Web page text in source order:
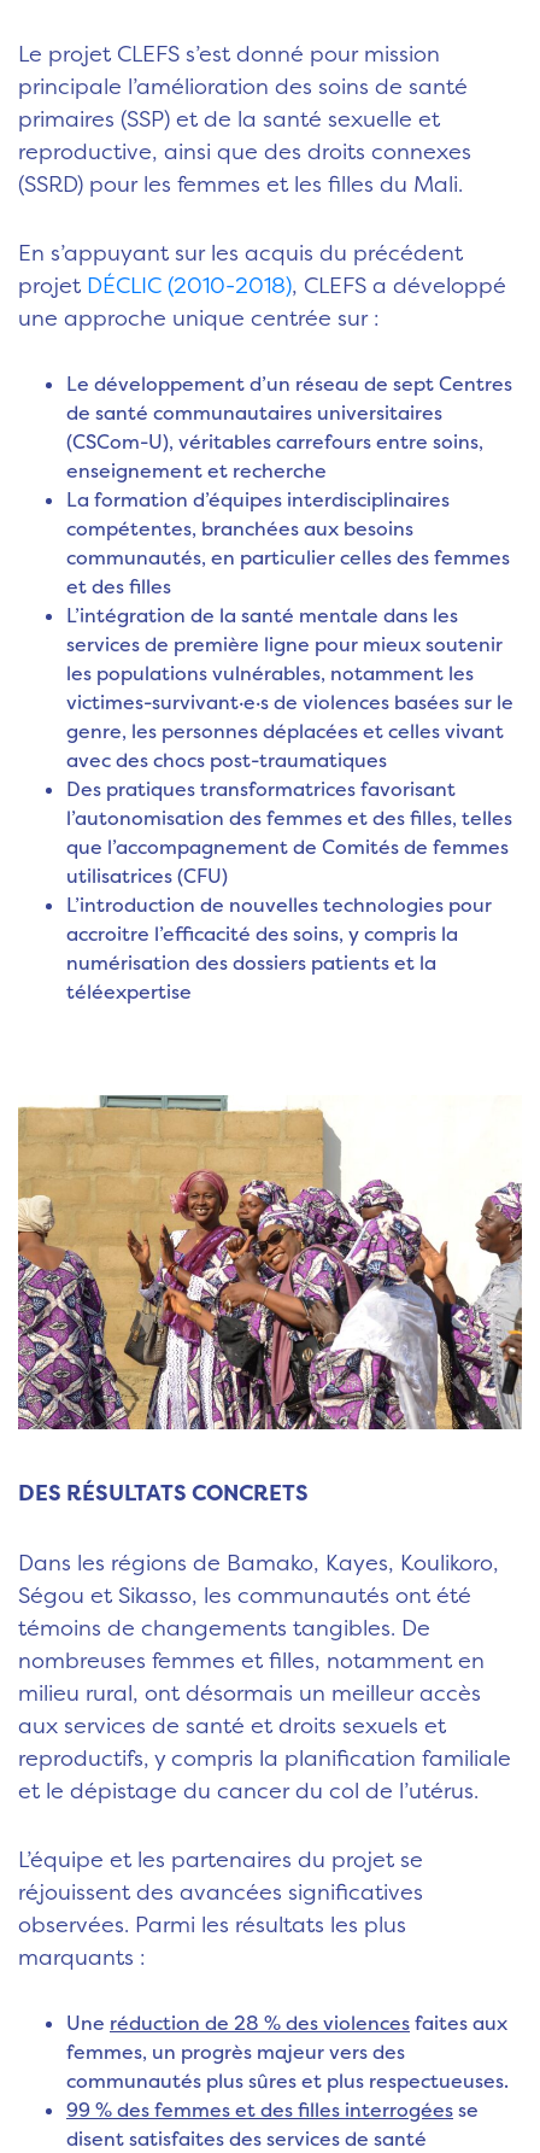
Le projet CLEFS s’est donné pour mission
principale l’amélioration des soins de santé
primaires (SSP) et de la santé sexuelle et
reproductive, ainsi que des droits connexes
(SSRD) pour les femmes et les filles du Mali.
En s’appuyant sur les acquis du précédent
projet DÉCLIC (2010-2018), CLEFS a développé
une approche unique centrée sur :
Le développement d’un réseau de sept Centres
de santé communautaires universitaires
(CSCom-U), véritables carrefours entre soins,
enseignement et recherche
La formation d’équipes interdisciplinaires
compétentes, branchées aux besoins
communautés, en particulier celles des femmes
et des filles
L’intégration de la santé mentale dans les
services de première ligne pour mieux soutenir
les populations vulnérables, notamment les
victimes-survivant·e·s de violences basées sur le
genre, les personnes déplacées et celles vivant
avec des chocs post-traumatiques
Des pratiques transformatrices favorisant
l’autonomisation des femmes et des filles, telles
que l’accompagnement de Comités de femmes
utilisatrices (CFU)
L’introduction de nouvelles technologies pour
accroitre l’efficacité des soins, y compris la
numérisation des dossiers patients et la
téléexpertise
DES RÉSULTATS CONCRETS
Dans les régions de Bamako, Kayes, Koulikoro,
Ségou et Sikasso, les communautés ont été
témoins de changements tangibles. De
nombreuses femmes et filles, notamment en
milieu rural, ont désormais un meilleur accès
aux services de santé et droits sexuels et
reproductifs, y compris la planification familiale
et le dépistage du cancer du col de l’utérus.
L’équipe et les partenaires du projet se
réjouissent des avancées significatives
observées. Parmi les résultats les plus
marquants :
Une réduction de 28 % des violencesfaites aux
femmes, un progrès majeur vers des
communautés plus sûres et plus respectueuses.
99 % des femmes et des filles interrogéesse
disent satisfaites des services de santé